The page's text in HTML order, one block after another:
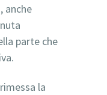
anche
parte che
la